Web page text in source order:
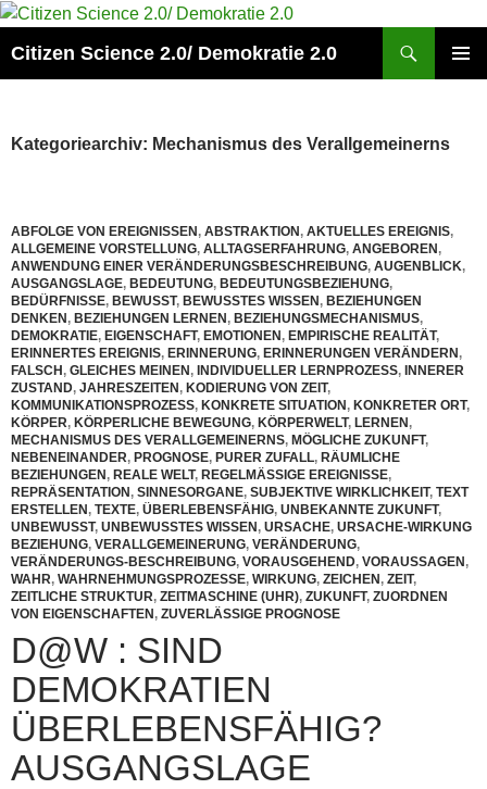
Zum
springen
Citizen Science 2.0/ Demokratie 2.0
Kategoriearchiv: Mechanismus des Verallgemeinerns
ABFOLGE VON EREIGNISSEN, ABSTRAKTION, AKTUELLES EREIGNIS,
ALLGEMEINE VORSTELLUNG, ALLTAGSERFAHRUNG, ANGEBOREN,
ANWENDUNG EINER VERÄNDERUNGSBESCHREIBUNG, AUGENBLICK,
AUSGANGSLAGE, BEDEUTUNG, BEDEUTUNGSBEZIEHUNG,
BEDÜRFNISSE, BEWUSST, BEWUSSTES WISSEN, BEZIEHUNGEN
DENKEN, BEZIEHUNGEN LERNEN, BEZIEHUNGSMECHANISMUS,
DEMOKRATIE, EIGENSCHAFT, EMOTIONEN, EMPIRISCHE REALITÄT,
ERINNERTES EREIGNIS, ERINNERUNG, ERINNERUNGEN VERÄNDERN,
FALSCH, GLEICHES MEINEN, INDIVIDUELLER LERNPROZESS, INNERER
ZUSTAND, JAHRESZEITEN, KODIERUNG VON ZEIT,
KOMMUNIKATIONSPROZESS, KONKRETE SITUATION, KONKRETER ORT,
KÖRPER, KÖRPERLICHE BEWEGUNG, KÖRPERWELT, LERNEN,
MECHANISMUS DES VERALLGEMEINERNS, MÖGLICHE ZUKUNFT,
NEBENEINANDER, PROGNOSE, PURER ZUFALL, RÄUMLICHE
BEZIEHUNGEN, REALE WELT, REGELMÄSSIGE EREIGNISSE
,
REPRÄSENTATION, SINNESORGANE, SUBJEKTIVE WIRKLICHKEIT, TEXT
ERSTELLEN, TEXTE, ÜBERLEBENSFÄHIG, UNBEKANNTE ZUKUNFT,
UNBEWUSST, UNBEWUSSTES WISSEN, URSACHE, URSACHE-WIRKUNG
BEZIEHUNG, VERALLGEMEINERUNG, VERÄNDERUNG,
VERÄNDERUNGS-BESCHREIBUNG, VORAUSGEHEND, VORAUSSAGEN,
WAHR, WAHRNEHMUNGSPROZESSE, WIRKUNG, ZEICHEN, ZEIT,
ZEITLICHE STRUKTUR, ZEITMASCHINE (UHR), ZUKUNFT, ZUORDNEN
VON EIGENSCHAFTEN, ZUVERLÄSSIGE PROGNOSE
D@W : SIND
DEMOKRATIEN
ÜBERLEBENSFÄHIG?
AUSGANGSLAGE